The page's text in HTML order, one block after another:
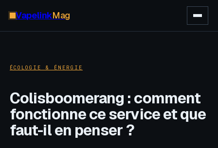
VapelinkMag
ÉCOLOGIE & ÉNERGIE
Colisboomerang : comment
fonctionne ce service et que
faut-il en penser ?